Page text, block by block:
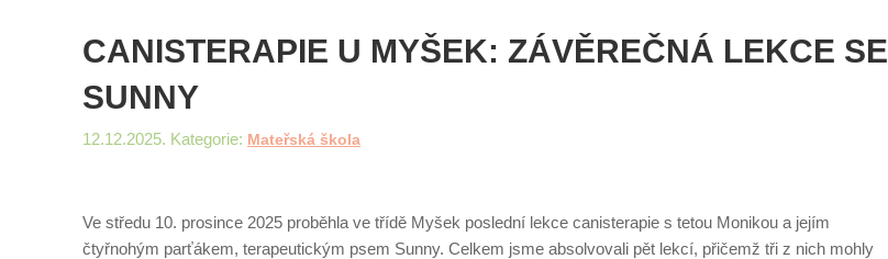
CANISTERAPIE U MYŠEK: ZÁVĚREČNÁ LEKCE SE
SUNNY
12.12.2025. Kategorie: Mateřská škola
Ve středu 10. prosince 2025 proběhla ve třídě Myšek poslední lekce canisterapie s tetou Monikou a jejím
čtyřnohým parťákem, terapeutickým psem Sunny. Celkem jsme absolvovali pět lekcí, přičemž tři z nich mohly